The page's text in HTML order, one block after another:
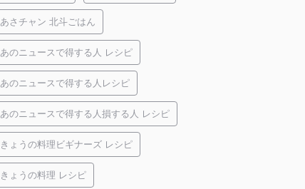
あさチャン 北斗ごはん
あのニュースで得する人 レシピ
あのニュースで得する人レシピ
あのニュースで得する人損する人 レシピ
きょうの料理ビギナーズ レシピ
きょうの料理 レシピ